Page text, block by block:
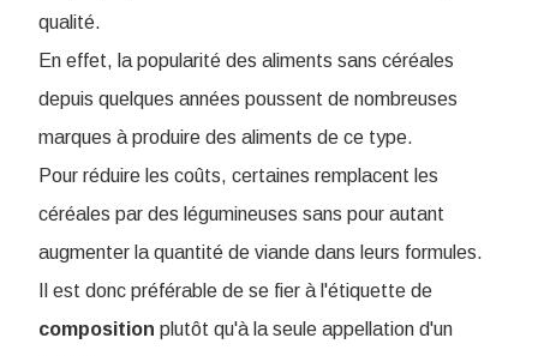
qualité.
En effet, la popularité des aliments sans céréales
depuis quelques années poussent de nombreuses
marques à produire des aliments de ce type.
Pour réduire les coûts, certaines remplacent les
céréales par des légumineuses sans pour autant
augmenter la quantité de viande dans leurs formules.
Il est donc préférable de se fier à l'étiquette de
composition plutôt qu'à la seule appellation d'un